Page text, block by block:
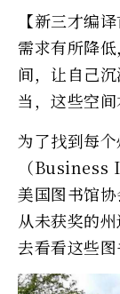
【新三才编
需求有所降
间，让自己
当，这些空间
为了找到每
（Business
美国图书馆
从未获奖的
去看看这些图